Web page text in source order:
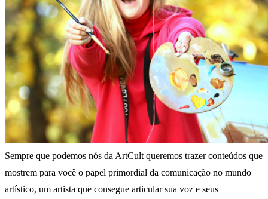
Sempre que podemos nós da ArtCult queremos trazer conteúdos que
mostrem para você o papel primordial da comunicação no mundo
artístico, um artista que consegue articular sua voz e seus